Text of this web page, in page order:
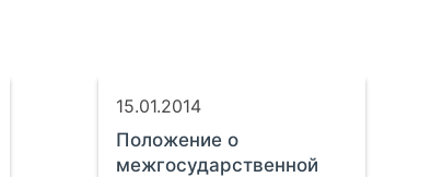
15.01.2014
Положение о
межгосударственной